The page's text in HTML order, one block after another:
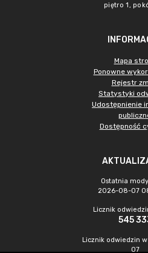
piętro 1,
Mapa
Ponowne
Rejestr
Statystyki
Udostępnienie
Dostępność
Ostatnia
2026-08-07
Licznik
545
Licznik odwiedzin
07